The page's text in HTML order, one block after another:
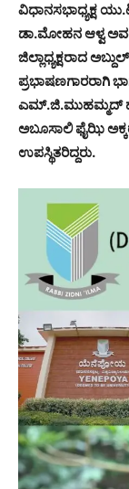
ವಿಧಾನಸಭಾಧ್ಯಕ್ಷ
ಡಾ.ಮೋಹನ ಆಳ್ವ
ಜಿಲ್ಲಾಧ್ಯಕ್ಷರಾದ
ಪ್ರಭಾಷಣಗಾರರಾಗಿ
ಎಮ್.ಜಿ.ಮುಹಮ್ಮದ್
ಅಬೂಸಾಲಿ ಫೈಝಿ
ಉಪಸ್ಥಿತರಿದ್ದರು.